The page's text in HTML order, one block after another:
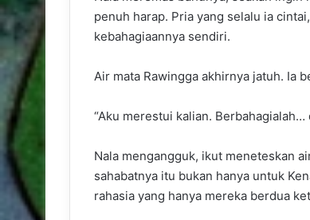
penuh harap. Pria yang selalu ia
kebahagiaannya sendiri.
Air mata Rawingga akhirnya jatuh. Ia
“Aku merestui kalian. Berbahagialah…
Nala mengangguk, ikut meneteskan
sahabatnya itu bukan hanya untuk
rahasia yang hanya mereka berdua